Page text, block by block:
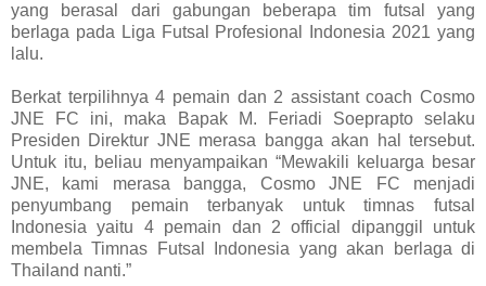
yang berasal dari gabungan beberapa tim futsal yang
berlaga pada Liga Futsal Profesional Indonesia 2021 yang
lalu.
Berkat terpilihnya 4 pemain dan 2 assistant coach Cosmo
JNE FC ini, maka Bapak M. Feriadi Soeprapto selaku
Presiden Direktur JNE merasa bangga akan hal tersebut.
Untuk itu, beliau menyampaikan “Mewakili keluarga besar
JNE, kami merasa bangga, Cosmo JNE FC menjadi
penyumbang pemain terbanyak untuk timnas futsal
Indonesia yaitu 4 pemain dan 2 official dipanggil untuk
membela Timnas Futsal Indonesia yang akan berlaga di
Thailand nanti.”